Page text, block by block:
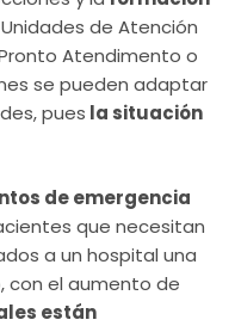
de Atención
Atendimento o
se pueden adaptar
pues la situación
de emergencia
que necesitan
a un hospital una
con el aumento de
están